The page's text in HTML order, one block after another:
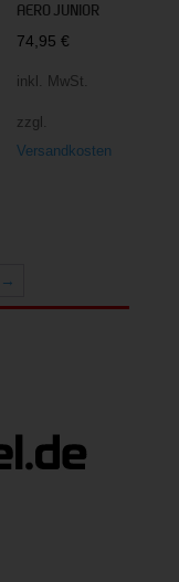
AERO JUNIOR
74,95 €
inkl. MwSt.
zzgl.
Versandkosten
→